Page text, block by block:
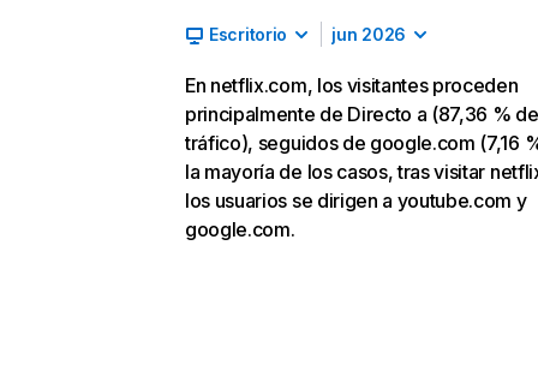
Escritorio jun 2026
En netflix.com, los visitantes proceden
principalmente de Directo a (87,36 % de
tráfico), seguidos de google.com (7,16
la mayoría de los casos, tras visitar
los usuarios se dirigen a youtube.com y
google.com.